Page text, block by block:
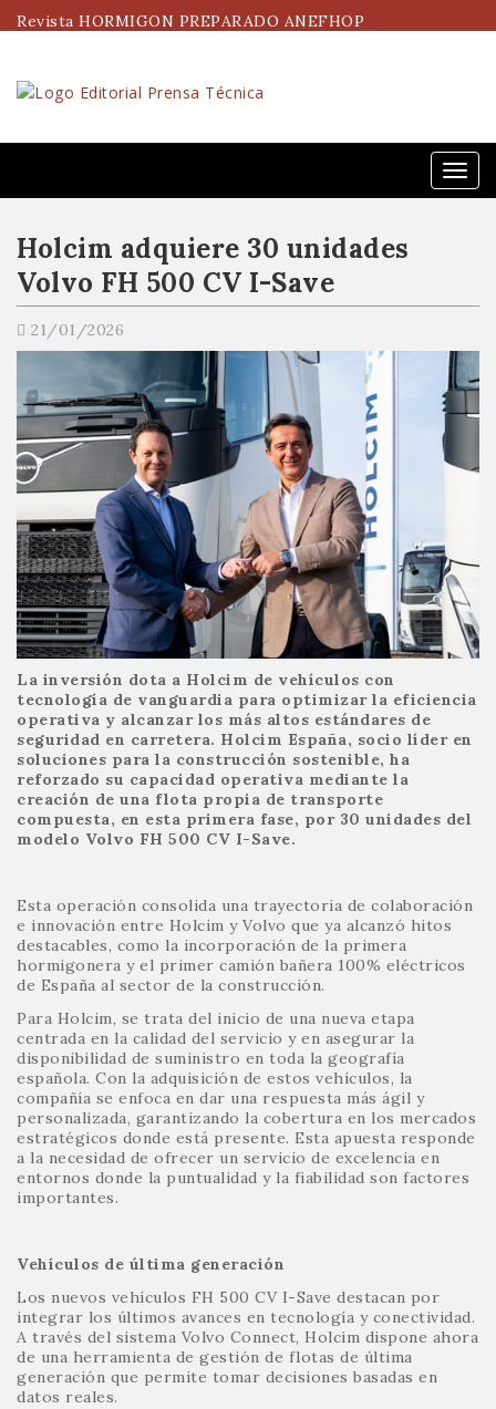
Revista HORMIGON PREPARADO ANEFHOP
Menú
Holcim adquiere 30 unidades
Volvo FH 500 CV I-Save
21/01/2026
La inversión dota a Holcim de vehículos con
tecnología de vanguardia para optimizar la eficiencia
operativa y alcanzar los más altos estándares de
seguridad en carretera. Holcim España, socio líder en
soluciones para la construcción sostenible, ha
reforzado su capacidad operativa mediante la
creación de una flota propia de transporte
compuesta, en esta primera fase, por 30 unidades del
modelo Volvo FH 500 CV I-Save.
Esta operación consolida una trayectoria de colaboración
e innovación entre Holcim y Volvo que ya alcanzó hitos
destacables, como la incorporación de la primera
hormigonera y el primer camión bañera 100% eléctricos
de España al sector de la construcción.
Para Holcim, se trata del inicio de una nueva etapa
centrada en la calidad del servicio y en asegurar la
disponibilidad de suministro en toda la geografía
española. Con la adquisición de estos vehículos, la
compañía se enfoca en dar una respuesta más ágil y
personalizada, garantizando la cobertura en los mercados
estratégicos donde está presente. Esta apuesta responde
a la necesidad de ofrecer un servicio de excelencia en
entornos donde la puntualidad y la fiabilidad son factores
importantes.
Vehículos de última generación
Los nuevos vehículos FH 500 CV I-Save destacan por
integrar los últimos avances en tecnología y conectividad.
A través del sistema Volvo Connect, Holcim dispone ahora
de una herramienta de gestión de flotas de última
generación que permite tomar decisiones basadas en
datos reales.